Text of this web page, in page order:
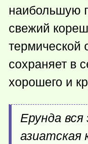
наибольшую
свежий
термической
сохраняет в
хорошего и
Ерунда
азиатская